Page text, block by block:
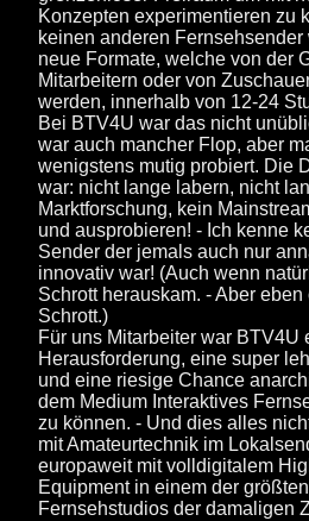
Konzepten experimentieren zu
keinen anderen
neue Formate, welche von der
Mitarbeitern oder von
werden, innerhalb von 12-24
Bei BTV4U war das nicht
war auch mancher Flop, aber
wenigstens mutig probiert. Die
war: nicht lange labern, nicht
Marktforschung, kein
und ausprobieren! - Ich kenne
Sender der jemals auch nur
innovativ war! (Auch wenn
Schrott herauskam. - Aber
Schrott.)
Für uns Mitarbeiter war BTV4U
Herausforderung, eine super
und eine riesige Chance
dem Medium Interaktives
zu können. - Und dies alles
mit Amateurtechnik im
europaweit mit volldigitalem
Equipment in einem der
Fernsehstudios der damaligen